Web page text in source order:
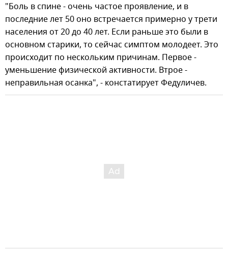
"Боль в спине - очень частое проявление, и в
последние лет 50 оно встречается примерно у трети
населения от 20 до 40 лет. Если раньше это были в
основном старики, то сейчас симптом молодеет. Это
происходит по нескольким причинам. Первое -
уменьшение физической активности. Втрое -
неправильная осанка", - констатирует Федуличев.